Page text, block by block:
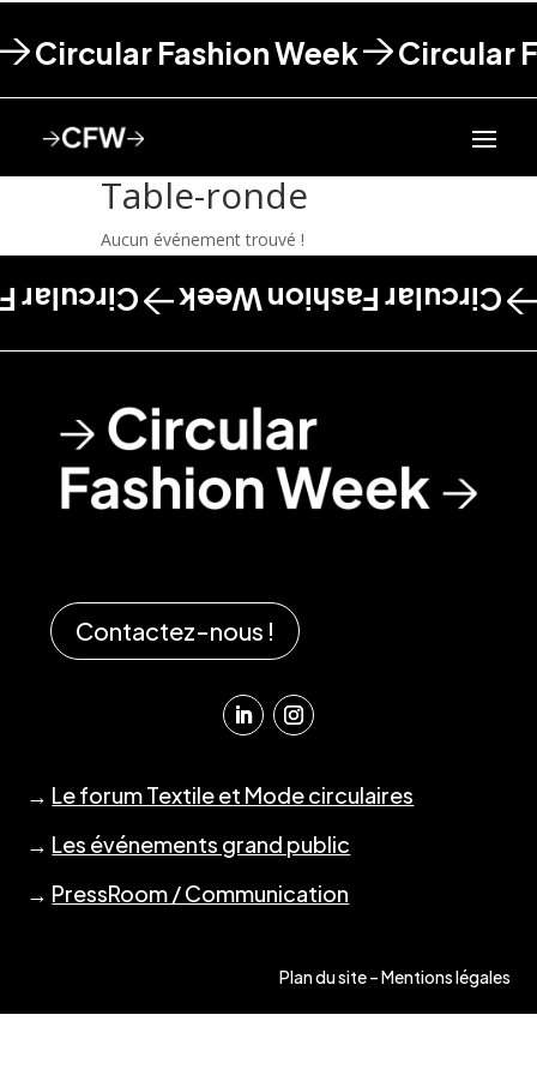
Circular Fashion Week Circular
Table-ronde
Aucun événement trouvé !
Circular Fashion Week
Week
Contactez-nous !
→ Le forum Textile et Mode circulaires
→ Les événements grand public
→ PressRoom / Communication
Plan du site–Mentions légales